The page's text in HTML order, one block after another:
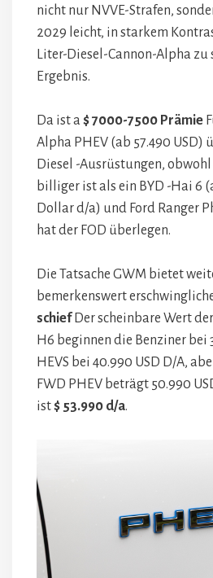
nicht nur NVVE-Strafen,
2029 leicht, in starkem
Liter-Diesel-Cannon-Alpha zu
Ergebnis.
Da ist a$ 7000-7500 Prämie
Alpha PHEV (ab 57.490 USD)
Diesel -Ausrüstungen, obwohl
billiger ist als ein BYD -Hai 6
Dollar d/a) und Ford Ranger
hat der FOD überlegen.
Die Tatsache GWM bietet
bemerkenswert
schiefDer scheinbare Wert der
H6 beginnen die Benziner bei
HEVS bei 40.990 USD D/A,
FWD PHEV beträgt 50.990
ist$ 53.990 d/a.